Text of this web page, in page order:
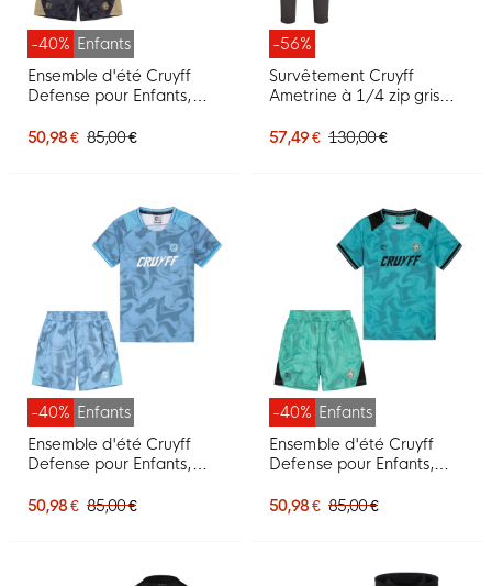
-40% Enfants
Ensemble d'été Cruyff
Defense pour Enfants,
50,98 € 85,00 €
-56%
Survêtement Cruyff
Ametrine à 1/4 zip gris
57,49 € 130,00 €
-40% Enfants
Ensemble d'été Cruyff
Defense pour Enfants,
50,98 € 85,00 €
-40% Enfants
Ensemble d'été Cruyff
Defense pour Enfants,
50,98 € 85,00 €